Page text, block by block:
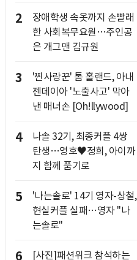
2
장애학생 속옷까지 손빨래
한 사회복무요원…주인공
은 개그맨 김규원
3
'찐사랑꾼' 톰 홀랜드, 아내
젠데이아 '노출사고' 막아
낸 매너손 [Oh!llywood]
4
나솔 32기, 최종커플 4쌍
탄생…영호♥정희, 아이까
지 함께 품기로
5
'나는솔로' 14기 영자-상철,
현실커플 실패…영자 "나
는솔로"
6 [사진]패션위크 참석하는